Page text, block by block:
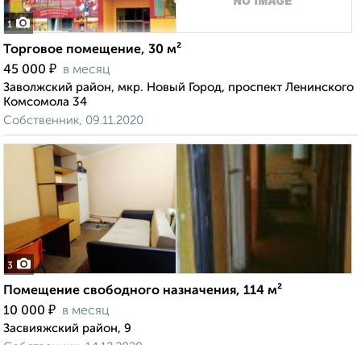
1
Торговое помещение, 30 м²
45 000 ₽ в месяц
Заволжский район, мкр. Новый Город, проспект Ленинского
Комсомола 34
Собственник, 09.11.2020
3
Помещение свободного назначения, 114 м²
10 000 ₽ в месяц
Засвияжский район, 9